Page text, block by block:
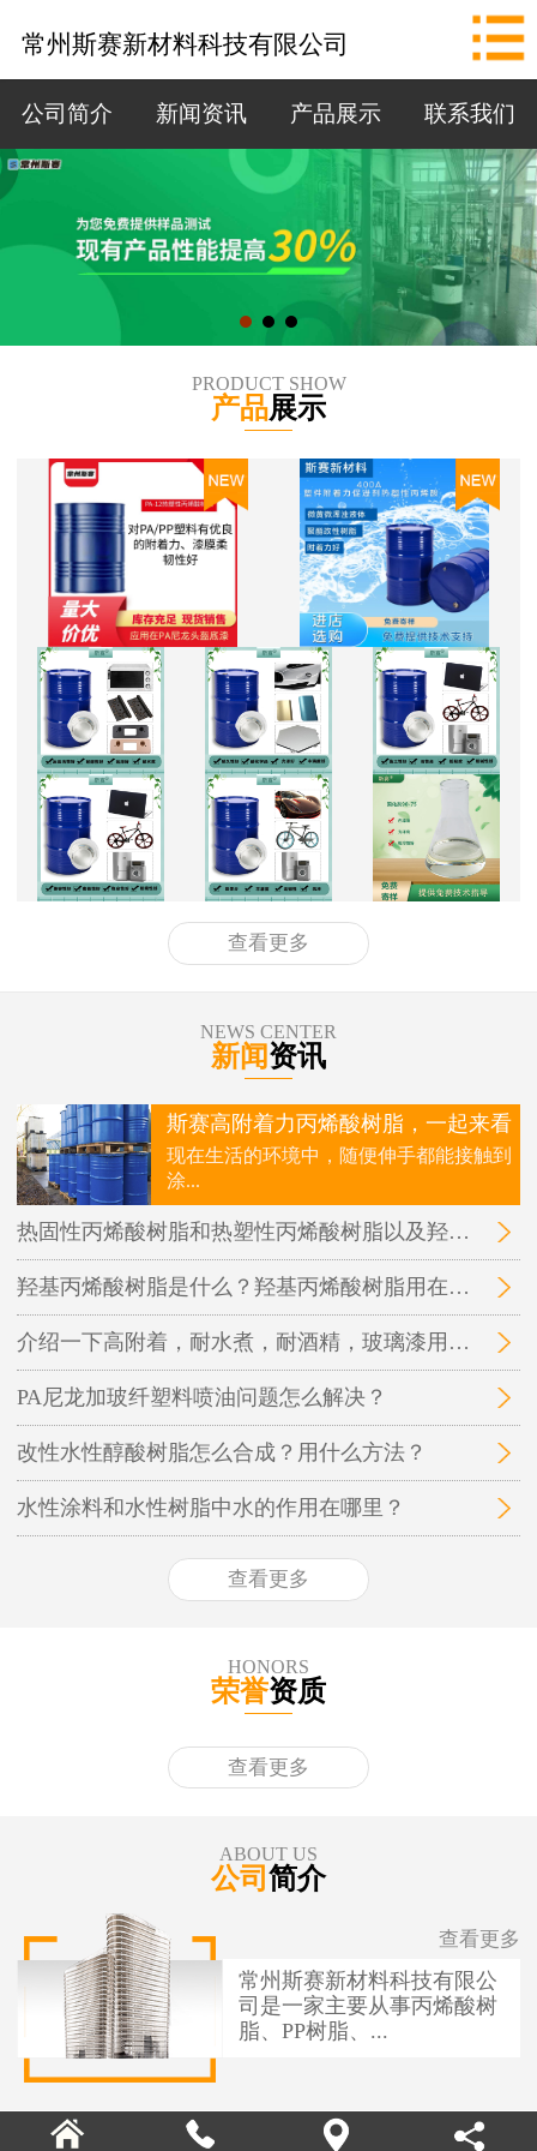
新闻资讯
产品展示
联系我们
拨打电话
常州斯赛新材料科技有限公司
公司简介 新闻资讯 产品展示 联系我们
PRODUCT SHOW
产品展示
查看更多
NEWS CENTER
新闻资讯
斯赛高附着力丙烯酸树脂，一起来看
现在生活的环境中，随便伸手都能接触到
涂...
热固性丙烯酸树脂和热塑性丙烯酸树脂以及羟基丙烯酸树脂三者之间的区别在哪里？
羟基丙烯酸树脂是什么？羟基丙烯酸树脂用在哪里？
介绍一下高附着，耐水煮，耐酒精，玻璃漆用的丙烯酸树脂
PA尼龙加玻纤塑料喷油问题怎么解决？
改性水性醇酸树脂怎么合成？用什么方法？
水性涂料和水性树脂中水的作用在哪里？
查看更多
HONORS
荣誉资质
查看更多
ABOUT US
公司 简介
常州斯赛新材料科技有限公
司是一家主要从事丙烯酸树
脂、PP树脂、...
查看更多